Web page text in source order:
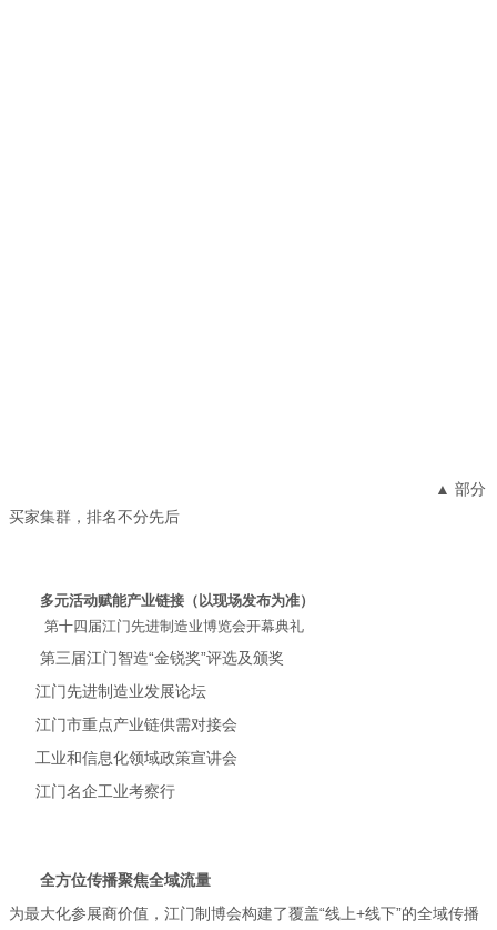
▲ 部分
买家集群，排名不分先后
多元活动赋能产业链接（以现场发布为准）
第十四届江门先进制造业博览会开幕典礼
第三届江门智造“金锐奖”评选及颁奖
江门先进制造业发展论坛
江门市重点产业链供需对接会
工业和信息化领域政策宣讲会
江门名企工业考察行
全方位传播聚焦全域流量
为最大化参展商价值，江门制博会构建了覆盖“线上+线下”的全域传播